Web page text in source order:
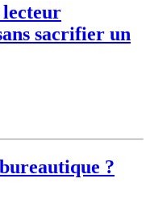
sacrifier un
?